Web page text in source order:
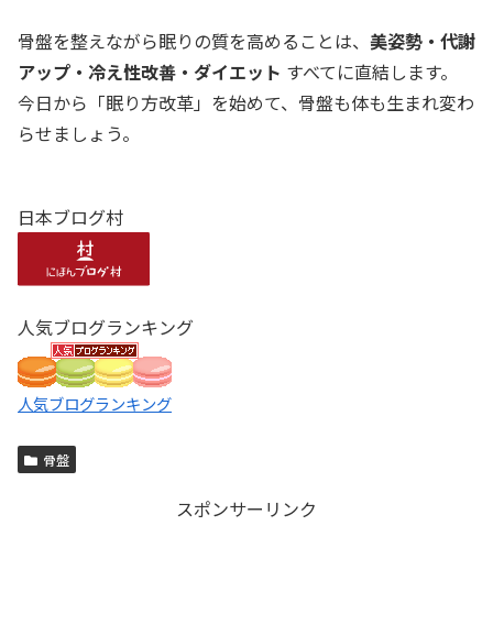
骨盤を整えながら眠りの質を高めることは、 美姿勢・代謝
アップ・冷え性改善・ダイエット すべてに直結します。
今日から「眠り方改革」を始めて、骨盤も体も生まれ変わ
らせましょう。
日本ブログ村
人気ブログランキング
人気ブログランキング
骨盤
スポンサーリンク